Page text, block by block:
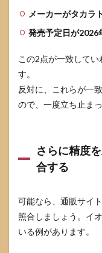
メーカーがタカラ
発売予定日が2026
この2点が一致して
す。
反対に、これらが一
ので、一度立ち止ま
さらに精度
合する
可能なら、通販サイ
照合しましょう。イ
いる例があります。